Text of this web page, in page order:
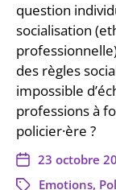
question
socialisation
des règles
impossible
professions à
policier·ère ?
23 octobre
Emotions,